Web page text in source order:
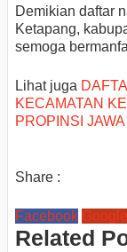
Demikian daftar
Ketapang,
semoga
Lihat juga
KECAMATAN
PROPINSI
Share :
Facebook
Related